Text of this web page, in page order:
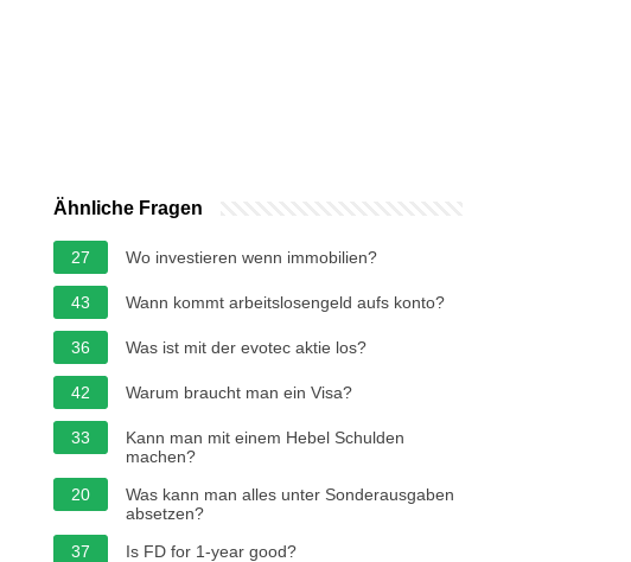
Ähnliche Fragen
27 Wo investieren wenn immobilien?
43 Wann kommt arbeitslosengeld aufs konto?
36 Was ist mit der evotec aktie los?
42 Warum braucht man ein Visa?
33
Kann man mit einem Hebel Schulden
machen?
20
Was kann man alles unter Sonderausgaben
absetzen?
37
Is FD for 1-year good?